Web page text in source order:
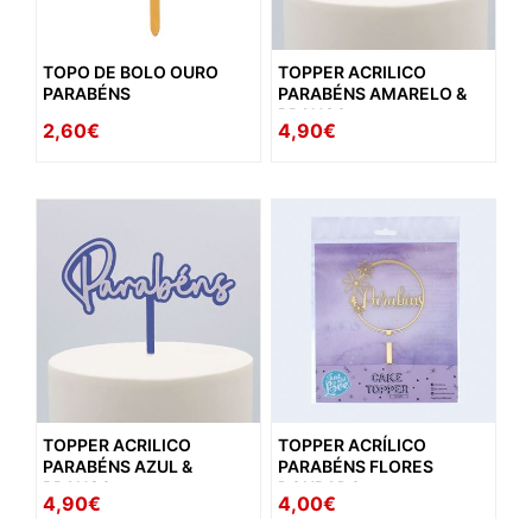
TOPO DE BOLO OURO
PARABÉNS
2,60€
TOPPER ACRILICO
PARABÉNS AMARELO &
BRANCO
4,90€
TOPPER ACRILICO
PARABÉNS AZUL &
BRANCO
4,90€
TOPPER ACRÍLICO
PARABÉNS FLORES
DOURADO
4,00€